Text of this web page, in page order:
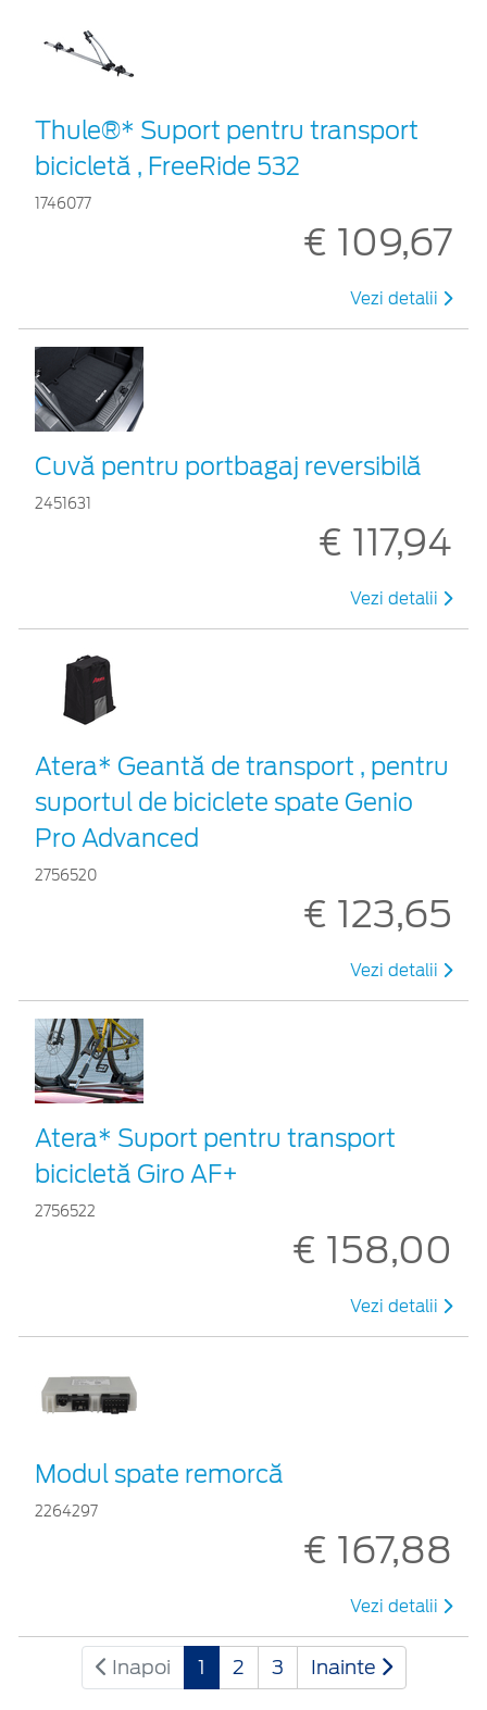
Thule®* Suport pentru transport
bicicletă , FreeRide 532
1746077
€ 109,67
Vezi detalii
Cuvă pentru portbagaj reversibilă
2451631
€ 117,94
Vezi detalii
Atera* Geantă de transport , pentru
suportul de biciclete spate Genio
Pro Advanced
2756520
€ 123,65
Vezi detalii
Atera* Suport pentru transport
bicicletă Giro AF+
2756522
€ 158,00
Vezi detalii
Modul spate remorcă
2264297
€ 167,88
Vezi detalii
Inapoi 1 2 3 Inainte